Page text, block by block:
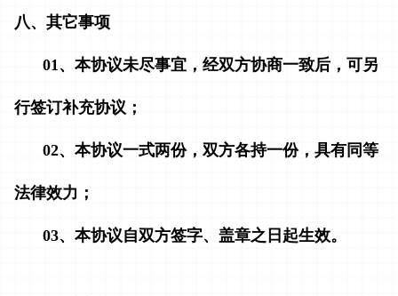
八、其它事项
01、本协议未尽事宜，经双方协商一致后，可另
行签订补充协议；
02、本协议一式两份，双方各持一份，具有同等
法律效力；
03、本协议自双方签字、盖章之日起生效。